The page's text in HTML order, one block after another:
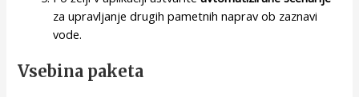
za upravljanje drugih pametnih naprav ob zaznavi
vode.
Vsebina paketa